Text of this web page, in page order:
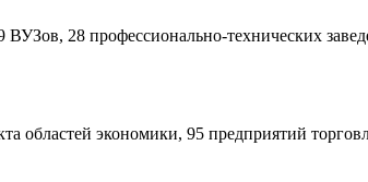
28 профессионально-технических
областей экономики, 95 предприятий